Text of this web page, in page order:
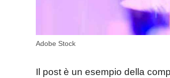
Adobe Stock
Il post è un esempio della